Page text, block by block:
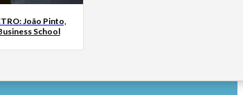
João Pinto,
School